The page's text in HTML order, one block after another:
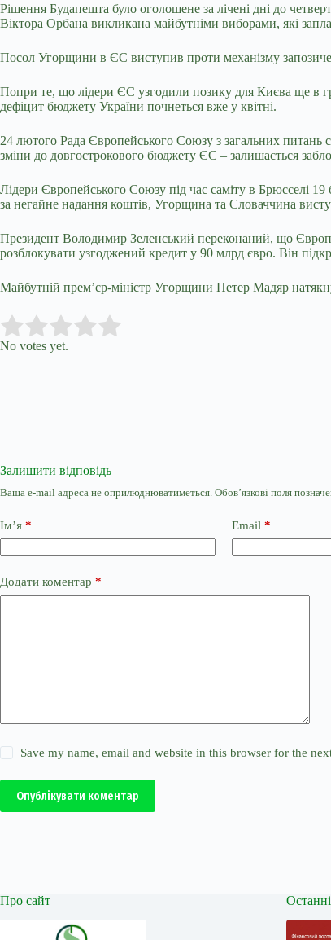
Рішення Будапешта було оголошене за лічені дні до
Віктора Орбана викликана майбутніми виборами, які
Посол Угорщини в ЄС виступив проти механізму
Попри те, що лідери ЄС узгодили позику для Києва ще в
дефіцит бюджету України почнеться вже у квітні.
24 лютого Рада Європейського Союзу з загальних питань
зміни до довгострокового бюджету ЄС – залишається
Лідери Європейського Союзу під час саміту в Брюсселі
за негайне надання коштів, Угорщина та Словаччина
Президент Володимир Зеленський переконаний, що
розблокувати узгоджений кредит у 90 млрд євро. Він
Майбутній прем’єр-міністр Угорщини Петер Мадяр
Rate this item:
No votes yet.
Залишити відповідь
Ваша e-mail адреса не оприлюднюватиметься. Обов’язкові поля
Ім’я * Email *
Додати коментар *
Save my name, email and website in this browser for the
Опублікувати коментар
Про сайт